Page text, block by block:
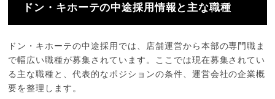
ドン・キホーテの中途採用情報と主な職種
ドン・キホーテの中途採用では、店舗運営から本部の専門職ま
で幅広い職種が募集されています。ここでは現在募集されてい
る主な職種と、代表的なポジションの条件、運営会社の企業概
要を整理します。